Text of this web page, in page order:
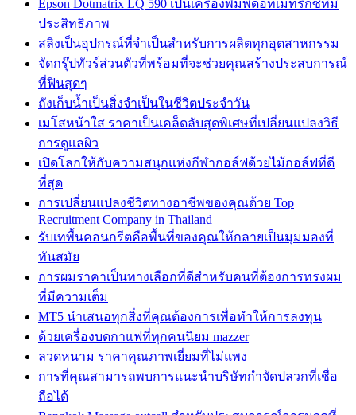
Epson Dotmatrix LQ 590 เป็นเครื่องพิมพ์ดอทเมทริกซ์ที่มี
ประสิทธิภาพ
สลิงเป็นอุปกรณ์ที่จำเป็นสำหรับการผลิตทุกอุตสาหกรรม
จัดกรุ๊ปทัวร์ส่วนตัวที่พร้อมที่จะช่วยคุณสร้างประสบการณ์
ที่ฟินสุดๆ
ถังเก็บน้ำเป็นสิ่งจำเป็นในชีวิตประจำวัน
เมโสหน้าใส ราคาเป็นเคล็ดลับสุดพิเศษที่เปลี่ยนแปลงวิธี
การดูแลผิว
เปิดโลกให้กับความสนุกแห่งกีฬากอล์ฟด้วยไม้กอล์ฟที่ดี
ที่สุด
การเปลี่ยนแปลงชีวิตทางอาชีพของคุณด้วย Top
Recruitment Company in Thailand
รับเทพื้นคอนกรีตคือพื้นที่ของคุณให้กลายเป็นมุมมองที่
ทันสมัย
การผมราคาเป็นทางเลือกที่ดีสำหรับคนที่ต้องการทรงผม
ที่มีความเต็ม
MT5 นำเสนอทุกสิ่งที่คุณต้องการเพื่อทำให้การลงทุน
ด้วยเครื่องบดกาแฟที่ทุกคนนิยม mazzer
ลวดหนาม ราคาคุณภาพเยี่ยมที่ไม่แพง
การที่คุณสามารถพบการแนะนำบริษัทกำจัดปลวกที่เชื่อ
ถือได้